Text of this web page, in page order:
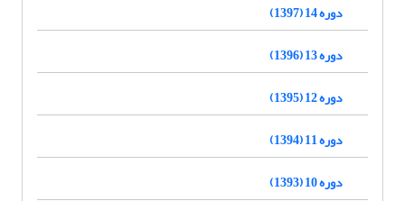
دوره 14 (1397)
دوره 13 (1396)
دوره 12 (1395)
دوره 11 (1394)
دوره 10 (1393)